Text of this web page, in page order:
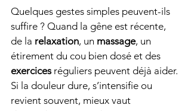
Quelques gestes simples peuvent-ils
suffire ? Quand la gêne est récente,
de la relaxation, un massage, un
étirement du cou bien dosé et des
exercices réguliers peuvent déjà aider.
Si la douleur dure, s’intensifie ou
revient souvent, mieux vaut